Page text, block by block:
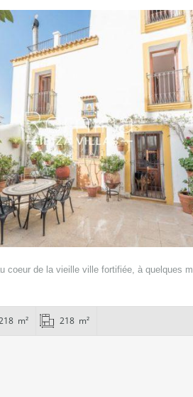
coeur de la vieille ville fortifiée, à quelques
m² 218 m²